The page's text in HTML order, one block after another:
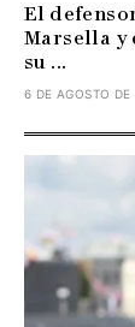
El
Marsella y
su ...
6 DE AGOSTO